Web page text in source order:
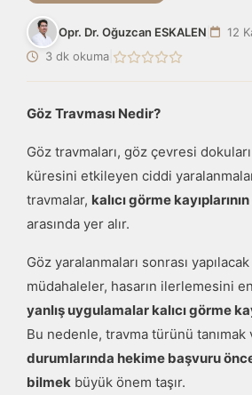
Opr. Dr. Oğuzcan ESKALEN 12
3 dk okuma
Göz Travması Nedir?
Göz travmaları, göz çevresi
küresini etkileyen ciddi
travmalar, kalıcı görme
arasında yer alır.
Göz yaralanmaları sonrası
müdahaleler, hasarın ilerlemesini
yanlış uygulamalar kalıcı görme
Bu nedenle, travma türünü tanımak
durumlarında hekime başvuru
bilmek büyük önem taşır.